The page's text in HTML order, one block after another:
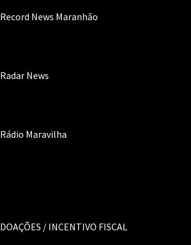
Record News Maranhão
Radar News
Rádio Maravilha
DOAÇÕES / INCENTIVO FISCAL